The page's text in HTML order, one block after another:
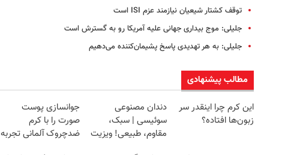
توقف کشتار شیعیان نیازمند عزم ISI است
جلیلی: موج بیداری جهانی علیه آمریکا رو به گسترش است
جلیلی: به هر تهدیدی پاسخ پشیمان‌کننده می‌دهیم
مطالب پیشنهادی
این کرم چرا اینقدر سر
زبون‌ها افتاده؟
دندان مصنوعی
سوئیسی | سبک،
مقاوم، طبیعی! ویزیت
جوانسازی پوست
صورت را با کرم
ضدچروک آلمانی تجربه